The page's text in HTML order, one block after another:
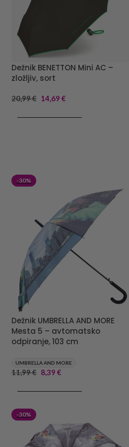
Dežnik BENETTON Mini AC –
zložljiv, sort
20,99€ 14,69 €
-30%
Dežnik UMBRELLA AND MORE
Mesta 5 – avtomatsko
odpiranje, 103 cm
UMBRELLA AND MORE
11,99€ 8,39 €
-30%